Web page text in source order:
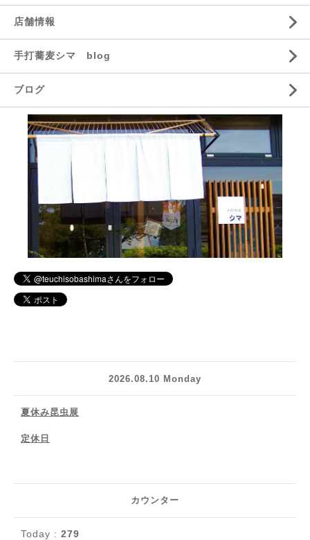
店舗情報
手打蕎麦シマ blog
ブログ
2026.08.10 Monday
夏休み昆虫展
定休日
カウンター
Today : 279